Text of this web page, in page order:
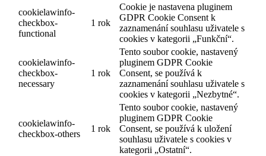
cookielawinfo-
checkbox-
functional
1 rok
Cookie je nastavena pluginem
GDPR Cookie Consent k
zaznamenání souhlasu uživatele s
cookies v kategorii „Funkční“.
cookielawinfo-
checkbox-
necessary
1 rok
Tento soubor cookie, nastavený
pluginem GDPR Cookie
Consent, se používá k
zaznamenání souhlasu uživatele s
cookies v kategorii „Nezbytné“.
cookielawinfo-
checkbox-others
1 rok
Tento soubor cookie, nastavený
pluginem GDPR Cookie
Consent, se používá k uložení
souhlasu uživatele s cookies v
kategorii „Ostatní“.